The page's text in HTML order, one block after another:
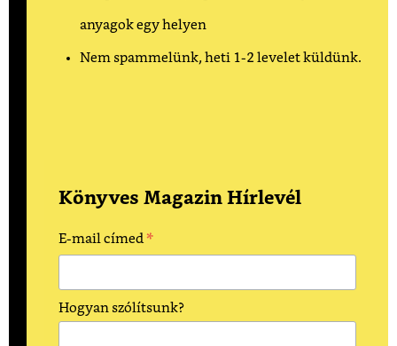
anyagok egy helyen
Nem spammelünk, heti 1-2 levelet küldünk.
Könyves Magazin Hírlevél
E-mail címed *
Hogyan szólítsunk?